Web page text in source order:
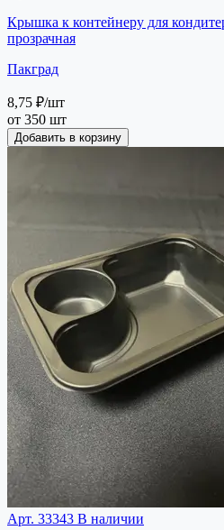
Крышка к контейнеру для
прозрачная
Пакград
8,75 ₽/шт
от 350 шт
Добавить в корзину
Арт. 33343 В наличии